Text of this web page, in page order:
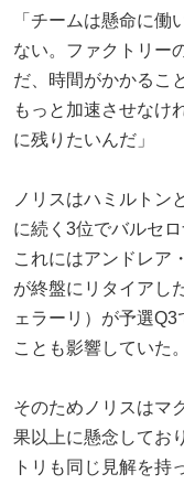
「チームは懸命に
ない。ファクトリー
だ、時間がかかるこ
もっと加速させなけ
に残りたいんだ」
ノリスはハミルトン
に続く3位でバルセ
これにはアンドレア
が終盤にリタイアし
ェラーリ）が予選
ことも影響していた。
そのためノリスはマ
果以上に懸念してお
トリも同じ見解を持